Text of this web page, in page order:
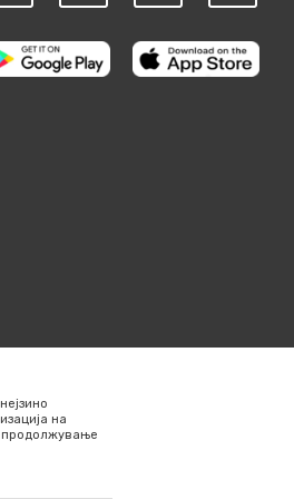
на
продолжување